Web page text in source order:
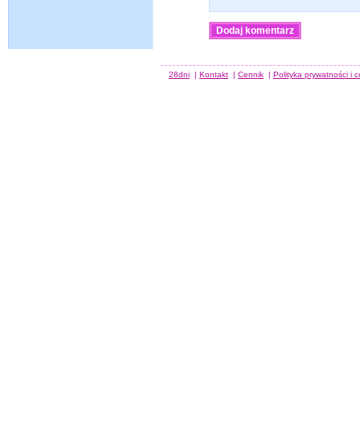
28dni | Kontakt | Cennik | Polityka prywatności i